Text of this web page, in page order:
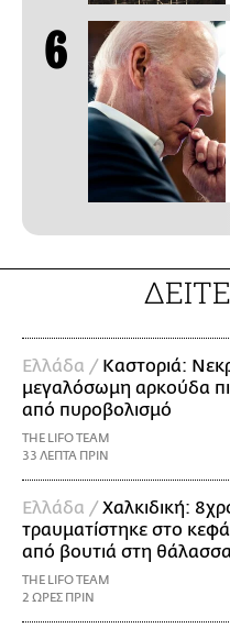
Ελλάδα / Καστοριά:
μεγαλόσωμη αρκούδα
από πυροβολισμό
THE LIFO TEAM
33 ΛΕΠΤΑ ΠΡΙΝ
Ελλάδα / Χαλκιδική:
τραυματίστηκε στο
από βουτιά στη
THE LIFO TEAM
2 ΩΡΕΣ ΠΡΙΝ